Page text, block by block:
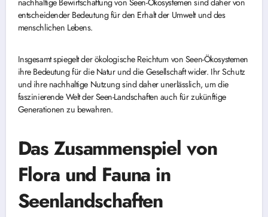
nachhaltige Bewirtschaftung von Seen-Ökosystemen sind daher von
entscheidender Bedeutung für den Erhalt der Umwelt und des
menschlichen Lebens.
Insgesamt spiegelt der ökologische Reichtum von Seen-Ökosystemen
ihre Bedeutung für die Natur und die Gesellschaft wider. Ihr Schutz
und ihre nachhaltige Nutzung sind daher unerlässlich, um die
faszinierende Welt der Seen-Landschaften auch für zukünftige
Generationen zu bewahren.
Das Zusammenspiel von
Flora und Fauna in
Seenlandschaften